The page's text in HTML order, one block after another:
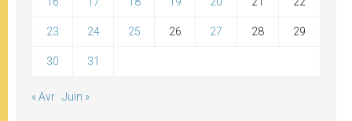
23 24 25 26 27 28 29
30 31
« Avr Juin »